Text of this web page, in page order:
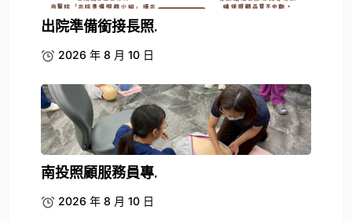
出院準備銜接長照.
2026 年 8 月 10 日
南投照顧服務員專.
2026 年 8 月 10 日